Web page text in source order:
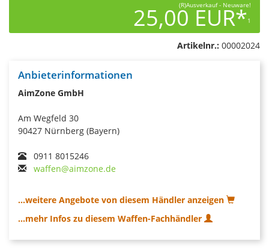
(R)Ausverkauf - Neuware!
25,00 EUR*1
Artikelnr.: 00002024
Anbieterinformationen
AimZone GmbH
Am Wegfeld 30
90427 Nürnberg (Bayern)
0911 8015246
waffen@aimzone.de
...weitere Angebote von diesem Händler anzeigen
...mehr Infos zu diesem Waffen-Fachhändler